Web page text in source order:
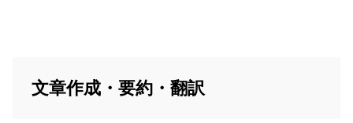
文章作成・要約・翻訳